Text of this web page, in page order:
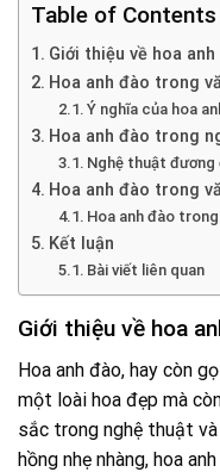
Table of Contents
Giới thiệu về hoa anh
Hoa anh đào trong
Ý nghĩa của hoa
Hoa anh đào trong
Nghệ thuật đương
Hoa anh đào trong
Hoa anh đào
Kết luận
Bài viết liên quan
Giới thiệu về hoa
Hoa anh đào, hay còn
một loài hoa đẹp mà
sắc trong nghệ thuật
hồng nhẹ nhàng, hoa